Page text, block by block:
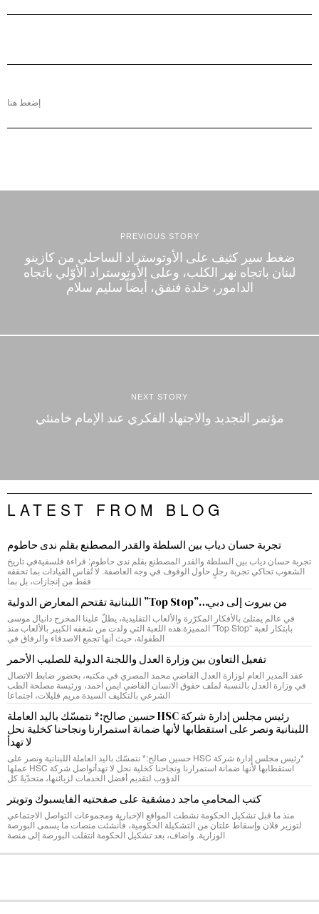
إضغط هنا
PREVIOUS STORY
ضغط سير كثيف على الأوتوستراد الساحلي من كازينو
لبنان باتجاه نهر الكلب، وعلى الأوتوستراد الأوّلي باتجاه
الدامور، خلدة فنفق، أيضاً سليم سلام
NEXT STORY
مؤتمر التجديد والاجتهاد الفكري عند الإمام خامنئي
LATEST FROM BLOG
تجربة حسان دياب بين السلطة والقدر المصطنع بقلم ندى حاطوم
تجربة حسان دياب بين السلطة والقدر المصطنع بقلم ندى حاطوم: قراءة فلسفيةفي تاريخ
الشعوب تحاكي تجربة رجلٍ حاول الوقوف في وجه العاصفة. لا تُقاس القيادات بما تحققه
فقط من إنجازات، بل بما
من بيروت إلى دبي…”Top Stop” اللبنانية تقتحم المعارض الدولية
في عالم يمتلئ بالأفكار المكرّرة والألعاب التقليدية، يطلّ علينا المخرج دانيال موسى
بابتكار لعبة “Top Stop” المميزة.هذه اللعبة التي ولدت من شغفه الكبير بالألعاب منذ
الطفولة، حيث أنها تجمع الاصدقاء والرفاق في
تفعيل التعاون بين وزارة العدل واللجنة الدولية للصليب الأحمر
عقد المدير العام لوزارة العدل القاضي محمد المصري في مكتبه، بحضور ضابط الاتصال
في وزارة العدل بالنسبة لملف حقوق الانسان القاضي ايمن احمد، ورئيسة مصلحة الطب
الشرعي بالتكليف السيدة مريم قليلات، اجتماعا
رئيس مجلس إدارة شركة HSC حسين صالح:* نتمسّك باليد العاملة
اللبنانية ونصر على استقطابها لأنها ضمانة استمرارنا ونجاحنا كخلية نحل
لا تهدأ
*رئيس مجلس إدارة شركة HSC حسين صالح:* نتمسّك باليد العاملة اللبنانية ونصر على
استقطابها لأنها ضمانة استمرارنا ونجاحنا كخلية نحل لا تهدأتواصل شركة HSC عملها
الدؤوب لتقديم أفضل الخدمات لزبائنها، متحدّيةً كل
كتب المحامي ماجد دمشقية على صفحتيه الفايسبوك وتويتر
منذ ما قبل تشكيل الحكومة نشطت المواقع الإخبارية ومجموعات التواصل الاجتماعي
لتوزير فلان وإسقاط علتان من التشكيلة الحكومية، فأنشئت منصات ما يسمى البورصة
الوزارية. واضاف، بعد تشكيل الحكومة انتقلت البورصة إلى منصة